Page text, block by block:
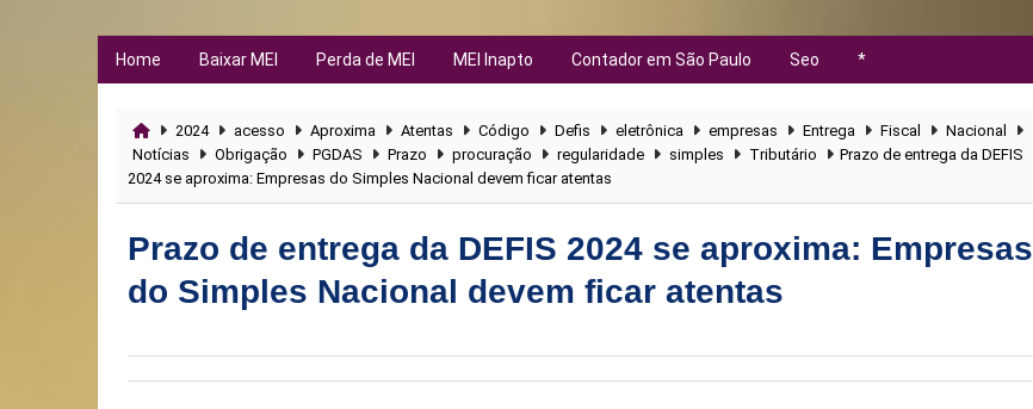
Home Baixar MEI Perda de MEI MEI Inapto Contador em São Paulo Seo *
2024 acesso Aproxima Atentas Código Defis eletrônica empresas Entrega Fiscal
Nacional
Notícias
Obrigação PGDAS Prazo procuração regularidade simples Tributário
Prazo de entrega da DEFIS
2024 se aproxima: Empresas do Simples Nacional devem ficar atentas
Prazo de entrega da DEFIS 2024 se aproxima: Empresas
do Simples Nacional devem ficar atentas